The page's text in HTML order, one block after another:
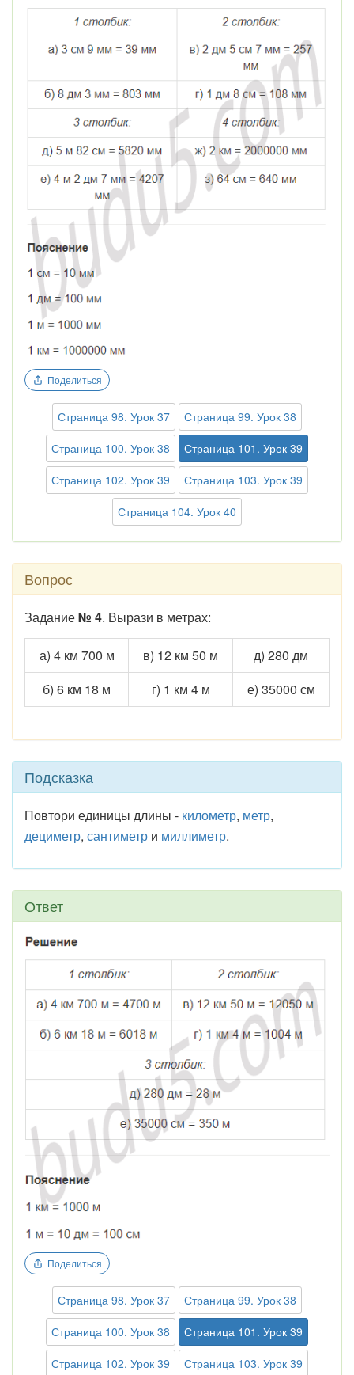
Поделиться
Страница 98. Урок 37
Страница 99. Урок 38
Страница 100. Урок 38
Страница 101. Урок 39
Страница 102. Урок 39
Страница 103. Урок 39
Страница 104. Урок 40
Вопрос
Задание№ 4. Вырази в метрах:
а) 4 км 700 м в) 12 км 50 м
д) 280 дм
б) 6 км 18 м
г) 1 км 4 м е) 35000 см
Подсказка
Повтори единицы длины - километр, метр,
дециметр, сантиметр и миллиметр.
Ответ
Поделиться
Страница 98. Урок 37
Страница 99. Урок 38
Страница 100. Урок 38
Страница 101. Урок 39
Страница 102. Урок 39
Страница 103. Урок 39